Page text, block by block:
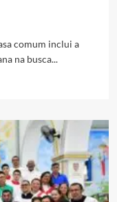
comum inclui a
na busca...